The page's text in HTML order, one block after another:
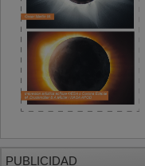
PUBLICIDAD